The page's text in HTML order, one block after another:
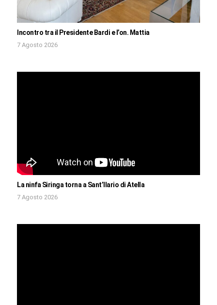
Incontro tra il Presidente Bardi e l’on. Mattia
7 Agosto 2026
La ninfa Siringa torna a Sant’Ilario di Atella
7 Agosto 2026